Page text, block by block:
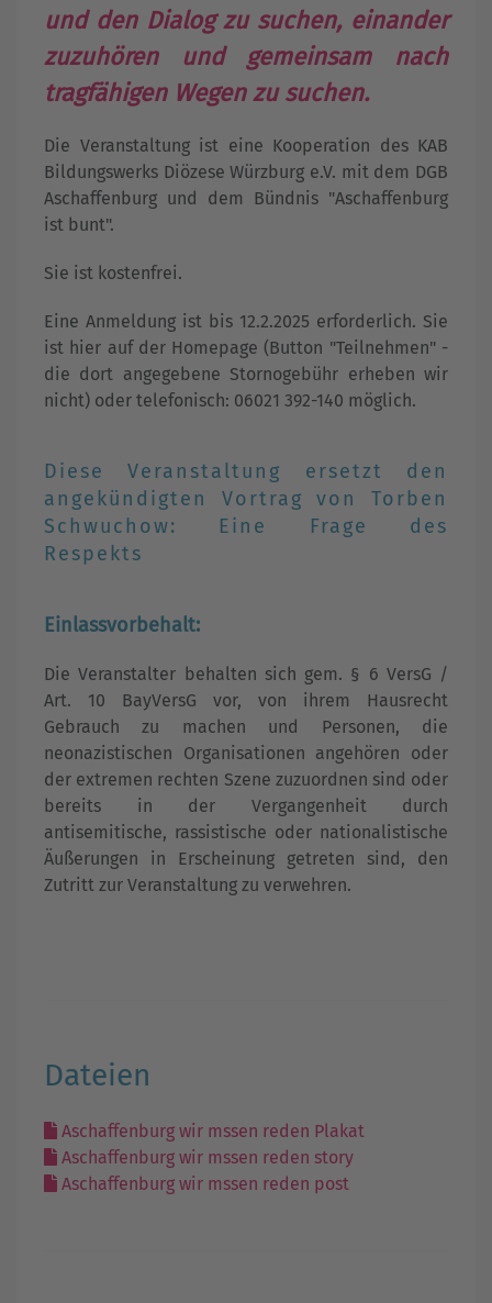
und den Dialog zu suchen, einander
zuzuhören und gemeinsam nach
tragfähigen Wegen zu suchen.
Die Veranstaltung ist eine Kooperation des KAB
Bildungswerks Diözese Würzburg e.V. mit dem DGB
Aschaffenburg und dem Bündnis "Aschaffenburg
ist bunt".
Sie ist kostenfrei.
Eine Anmeldung ist bis 12.2.2025 erforderlich. Sie
ist hier auf der Homepage (Button "Teilnehmen" -
die dort angegebene Stornogebühr erheben wir
nicht) oder telefonisch: 06021 392-140 möglich.
Diese Veranstaltung ersetzt den
angekündigten Vortrag von Torben
Schwuchow: Eine Frage des
Respekts
Einlassvorbehalt:
Die Veranstalter behalten sich gem. § 6 VersG /
Art. 10 BayVersG vor, von ihrem Hausrecht
Gebrauch zu machen und Personen, die
neonazistischen Organisationen angehören oder
der extremen rechten Szene zuzuordnen sind oder
bereits in der Vergangenheit durch
antisemitische, rassistische oder nationalistische
Äußerungen in Erscheinung getreten sind, den
Zutritt zur Veranstaltung zu verwehren.
Dateien
Aschaffenburg wir mssen reden Plakat
Aschaffenburg wir mssen reden story
Aschaffenburg wir mssen reden post